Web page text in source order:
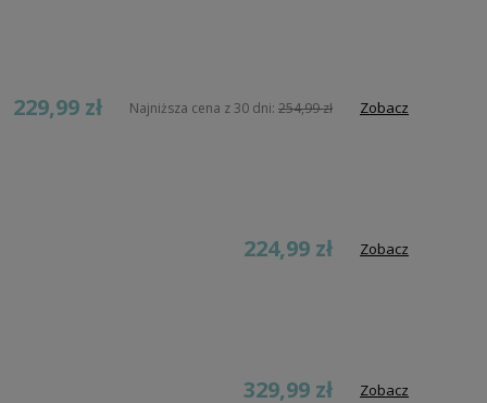
229,99 zł Najniższa cena z 30 dni: 254,99 zł Zobacz
224,99 zł Zobacz
329,99 zł Zobacz